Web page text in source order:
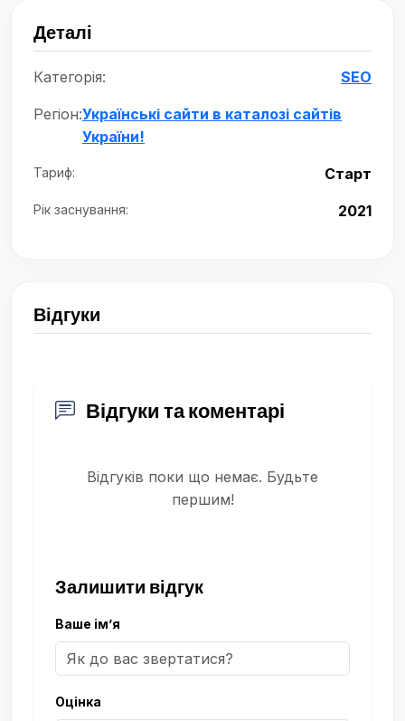
Деталі
Категорія: SEO
Регіон:Українські сайти в каталозі сайтів
України!
Тариф: Старт
Рік заснування: 2021
Відгуки
Відгуки та коментарі
Відгуків поки що немає. Будьте
першим!
Залишити відгук
Ваше ім’я
Оцінка